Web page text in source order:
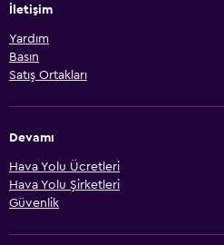
İletişim
Yardım
Basın
Satış Ortakları
Devamı
Hava Yolu Ücretleri
Hava Yolu Şirketleri
Güvenlik